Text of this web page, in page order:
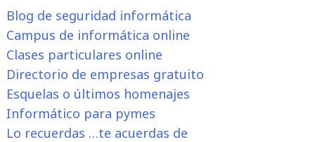
Blog de seguridad informática
Campus de informática online
Clases particulares online
Directorio de empresas gratuito
Esquelas o últimos homenajes
Informático para pymes
Lo recuerdas …te acuerdas de